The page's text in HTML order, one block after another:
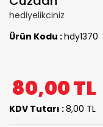
hediyelikciniz
Ürün Kodu :hdy1370
80,00TL
KDV Tutarı :8,00 TL